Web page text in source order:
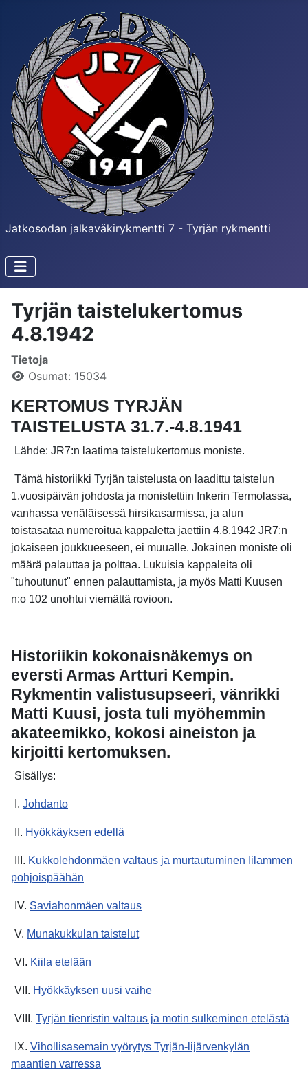
Jatkosodan jalkaväkirykmentti 7 - Tyrjän rykmentti
Tyrjän taistelukertomus
4.8.1942
Tietoja
Osumat: 15034
KERTOMUS TYRJÄN
TAISTELUSTA 31.7.-4.8.1941
Lähde: JR7:n laatima taistelukertomus moniste.
Tämä historiikki Tyrjän taistelusta on laadittu taistelun
1.vuosipäivän johdosta ja monistettiin Inkerin Termolassa,
vanhassa venäläisessä hirsikasarmissa, ja alun
toistasataa numeroitua kappaletta jaettiin 4.8.1942 JR7:n
jokaiseen joukkueeseen, ei muualle. Jokainen moniste oli
määrä palauttaa ja polttaa. Lukuisia kappaleita oli
"tuhoutunut" ennen palauttamista, ja myös Matti Kuusen
n:o 102 unohtui viemättä rovioon.
Historiikin kokonaisnäkemys on
eversti Armas Artturi Kempin.
Rykmentin valistusupseeri, vänrikki
Matti Kuusi, josta tuli myöhemmin
akateemikko, kokosi aineiston ja
kirjoitti kertomuksen.
Sisällys:
I. Johdanto
II. Hyökkäyksen edellä
III. Kukkolehdonmäen valtaus ja murtautuminen Iilammen
pohjoispäähän
IV. Saviahonmäen valtaus
V. Munakukkulan taistelut
VI. Kiila etelään
VII. Hyökkäyksen uusi vaihe
VIII. Tyrjän tienristin valtaus ja motin sulkeminen etelästä
IX. Vihollisasemain vyörytys Tyrjän-lijärvenkylän
maantien varressa